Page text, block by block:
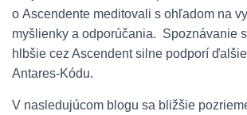
o Ascendente meditovali s ohľadom na
myšlienky a odporúčania. Spoznávanie
hlbšie cez Ascendent silne podporí
Antares-Kódu.
V nasledujúcom blogu sa bližšie